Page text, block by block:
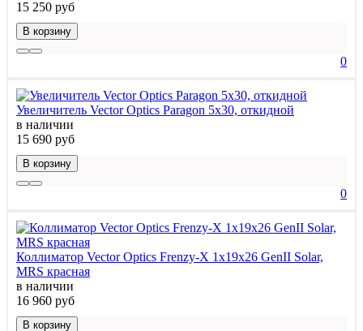
15 250 руб
В корзину
0
Увеличитель Vector Optics Paragon 5x30, откидной
в наличии
15 690 руб
В корзину
0
Коллиматор Vector Optics Frenzy-X 1x19x26 GenII Solar,
MRS красная
в наличии
16 960 руб
В корзину